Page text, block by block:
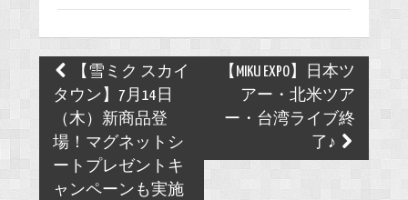
Post
navigation
【雪ミク スカイ
タウン】7月14日
（木）新商品登
場！マグネットシ
ートプレゼントキ
ャンペーンも実施
【MIKU EXPO】日本ツ
アー・北米ツア
ー・台湾ライブ終
了♪